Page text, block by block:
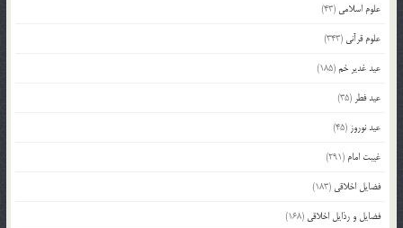
علوم اسلامی (43)
علوم قرآنی (343)
عید غدیر خم(185)
عید فطر (35)
عید نوروز (45)
غیبت امام (291)
فضایل اخلاقی (183)
فضایل و رذایل اخلاقی (168)